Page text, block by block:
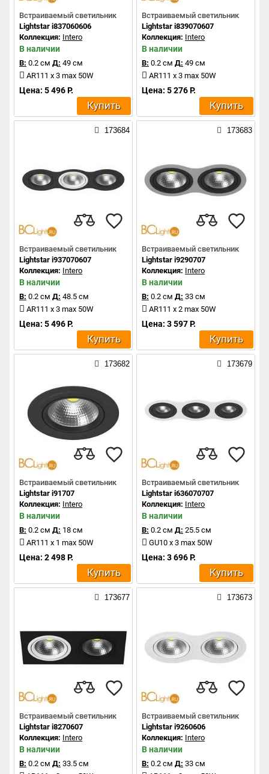
Встраиваемый светильник
Lightstar i837060606
Коллекция: Intero
В наличии
В: 0.2 см Д: 49 см
AR111 x 3 max 50W
Цена: 5 496 Р.
Купить
Встраиваемый светильник
Lightstar i839070607
Коллекция: Intero
В наличии
В: 0.2 см Д: 49 см
AR111 x 3 max 50W
Цена: 5 276 Р.
Купить
173684
Встраиваемый светильник
Lightstar i937070607
Коллекция: Intero
В наличии
В: 0.2 см Д: 48.5 см
AR111 x 3 max 50W
Цена: 5 496 Р.
Купить
173683
Встраиваемый светильник
Lightstar i9290707
Коллекция: Intero
В наличии
В: 0.2 см Д: 33 см
AR111 x 2 max 50W
Цена: 3 597 Р.
Купить
173682
Встраиваемый светильник
Lightstar i91707
Коллекция: Intero
В наличии
В: 0.2 см Д: 18 см
AR111 x 1 max 50W
Цена: 2 498 Р.
Купить
173679
Встраиваемый светильник
Lightstar i636070707
Коллекция: Intero
В наличии
В: 0.2 см Д: 25.5 см
GU10 x 3 max 50W
Цена: 3 696 Р.
Купить
173677
Встраиваемый светильник
Lightstar i8270607
Коллекция: Intero
В наличии
В: 0.2 см Д: 33.5 см
173673
Встраиваемый светильник
Lightstar i9260606
Коллекция: Intero
В наличии
В: 0.2 см Д: 33 см